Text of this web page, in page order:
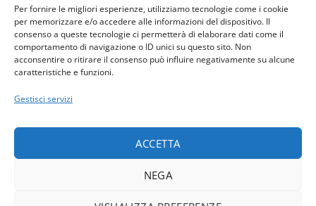
Per fornire le migliori esperienze, utilizziamo tecnologie come i cookie
per memorizzare e/o accedere alle informazioni del dispositivo. Il
consenso a queste tecnologie ci permetterà di elaborare dati come il
comportamento di navigazione o ID unici su questo sito. Non
acconsentire o ritirare il consenso può influire negativamente su alcune
caratteristiche e funzioni.
Gestisci servizi
ACCETTA
NEGA
Spedizioni & Pagamenti
Condizioni di Vendita
Cookie Policy (UE)
PAGAMENTI
MasterCardPostepayVisa